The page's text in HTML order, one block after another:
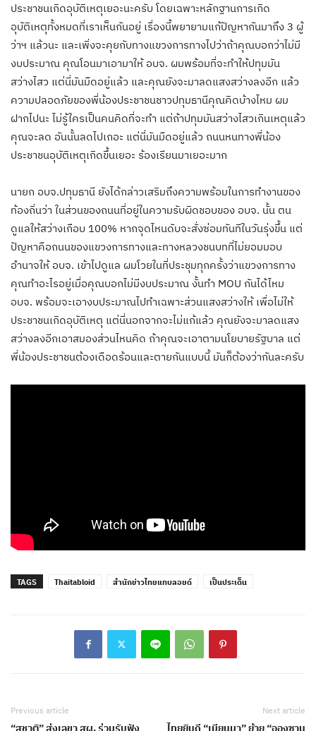
ประชาชนเกิดอุบัติเหตุเยอะนะครับ โดยเฉพาะหลักฐานการเกิด
อุบัติเหตุทั้งหมดที่เราเห็นกันอยู่ เรื่องนี้พยายามแก้ปัญหากันมาถึง 3 ผู้
ว่าฯ แล้วนะ และเพิ่งจะคุยกับทางแขวงการทางไปว่าถ้าคุณบอกว่าไม่มี
งบประมาณ คุณโอนมาเอามาให้ อบจ. ผมพร้อมที่จะทำให้ปทุมมัน
สว่างไสว แต่นี่มันมืดอยู่แล้ว และคุณยังจะมาลดแสงสว่างลงอีก แล้ว
ความปลอดภัยของพี่น้องประชาชนชาวปทุมธานีคุณคิดบ้างไหม ผม
ฝากไปนะ ไม่รู้ใครเป็นคนคิดที่จะทำ แต่ถ้าปทุมมันสว่างไสวเกินเหตุแล้ว
คุณจะลด อันนั้นลดไปเถอะ แต่นี่มันมืดอยู่แล้ว ถนนหนทางพี่น้อง
ประชาชนอุบัติเหตุเกิดขึ้นเยอะ ร้องเรียนมาเยอะมาก
​นายก อบจ.ปทุมธานี ยังได้กล่าวเสริมถึงความพร้อมในการทำงานของ
ท้องถิ่นว่า ในส่วนของถนนที่อยู่ในความรับผิดชอบของ อบจ. นั้น ตน
ดูแลให้สว่างเกือบ 100% หากจุดไหนดับจะสั่งซ่อมทันทีในวันรุ่งขึ้น แต่
ปัญหาคือถนนของแขวงการทางและทางหลวงชนบทที่ไม่ยอมมอบ
อำนาจให้ อบจ. เข้าไปดูแล ผมโวยในที่ประชุมทุกครั้งว่าแขวงการทาง
คุณทำอะไรอยู่เมื่อคุณบอกไม่มีงบประมาณ งั้นทำ MOU กันได้ไหม
อบจ. พร้อมจะเอางบประมาณไปทำเฉพาะส่วนแสงสว่างให้ เพื่อไม่ให้
ประชาชนเกิดอุบัติเหตุ แต่นี่นอกจากจะไม่แก้แล้ว คุณยังจะมาลดแสง
สว่างลงอีกเอาสมองส่วนไหนคิด ถ้าคุณจะเอาตามนโยบายรัฐบาล แต่
พี่น้องประชาชนต้องเดือดร้อนและตายกันแบบนี้ มันก็ต้องว่ากันละครับ
TAGS Thaitabloid สำนักข่าวไทยแทบลอยด์ เป็นประเด็น
Previous article
“สุชาติ” ส่งเลขา สผ. ร่วมรับฟัง
Next article
ไทยยินดี “เมียนมา” ย้าย “อองซาน